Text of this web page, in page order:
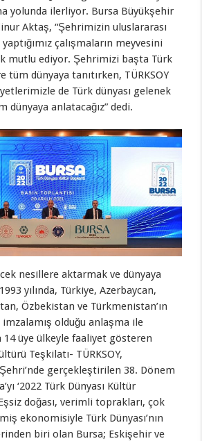
yolunda ilerliyor. Bursa Büyükşehir
Aktaş, “Şehrimizin uluslararası
çalışmaların meyvesini
mutlu ediyor. Şehrimizi başta Türk
tüm dünyaya tanıtırken, TÜRKSOY
de Türk dünyası gelenek
dünyaya anlatacağız” dedi.
nesillere aktarmak ve dünyaya
yılında, Türkiye, Azerbaycan,
Özbekistan ve Türkmenistan’ın
imzalamış olduğu anlaşma ile
14 üye ülkeyle faaliyet gösteren
Teşkilatı- TÜRKSOY,
gerçekleştirilen 38. Dönem
‘2022 Türk Dünyası Kültür
doğası, verimli toprakları, çok
ekonomisiyle Türk Dünyası’nın
biri olan Bursa; Eskişehir ve